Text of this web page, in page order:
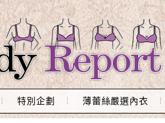
特別企劃 薄蕾絲嚴選內衣